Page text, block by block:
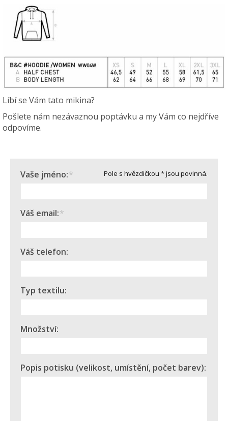
Líbí se Vám tato mikina?
Pošlete nám nezávaznou poptávku a my Vám co nejdříve
odpovíme.
Pole s hvězdičkou * jsou povinná.
*
Vaše jméno:
*
Váš email:
Váš telefon:
Typ textilu:
Množství:
Popis potisku (velikost, umístění, počet barev):